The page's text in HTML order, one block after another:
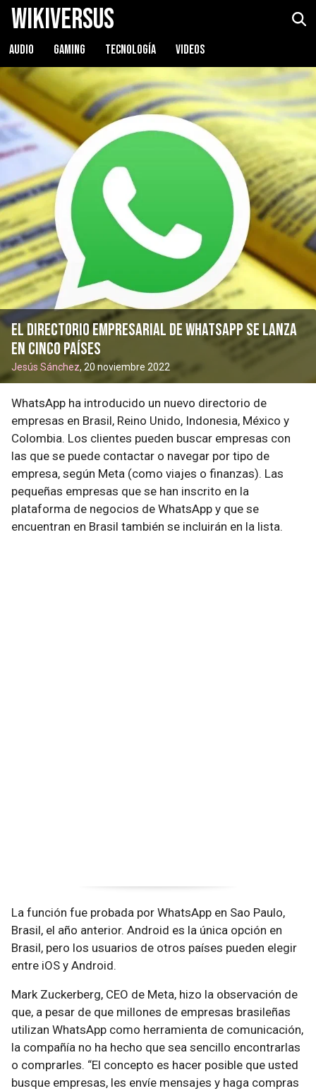
WikiVersus
AUDIO GAMING TECNOLOGÍA VIDEOS
El directorio empresarial de WhatsApp se lanza
en cinco países
Jesús Sánchez, 20 noviembre 2022
WhatsApp ha introducido un nuevo directorio de
empresas en Brasil, Reino Unido, Indonesia, México y
Colombia. Los clientes pueden buscar empresas con
las que se puede contactar o navegar por tipo de
empresa, según Meta (como viajes o finanzas). Las
pequeñas empresas que se han inscrito en la
plataforma de negocios de WhatsApp y que se
encuentran en Brasil también se incluirán en la lista.
La función fue probada por WhatsApp en Sao Paulo,
Brasil, el año anterior. Android es la única opción en
Brasil, pero los usuarios de otros países pueden elegir
entre iOS y Android.
Mark Zuckerberg, CEO de Meta, hizo la observación de
que, a pesar de que millones de empresas brasileñas
utilizan WhatsApp como herramienta de comunicación,
la compañía no ha hecho que sea sencillo encontrarlas
o comprarles. “El concepto es hacer posible que usted
busque empresas, les envíe mensajes y haga compras